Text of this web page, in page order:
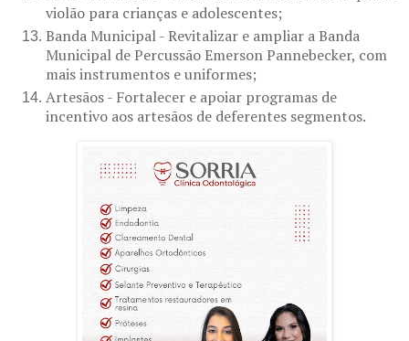
violão para crianças e adolescentes;
Banda Municipal - Revitalizar e ampliar a Banda
Municipal de Percussão Emerson Pannebecker, com
mais instrumentos e uniformes;
Artesãos - Fortalecer e apoiar programas de
incentivo aos artesãos de deferentes segmentos.